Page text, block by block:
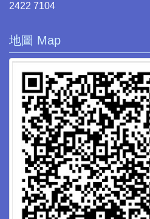
2422 7104
地圖 Map